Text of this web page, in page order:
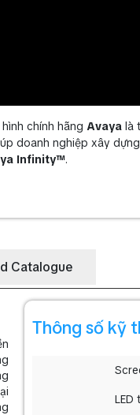
chính hãng Avaya là
doanh nghiệp xây
Infinity™.
Catalogue
Thông số kỹ
LED